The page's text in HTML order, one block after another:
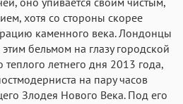
хотя со стороны скорее
каменного века. Лондонцы
бельмом на глазу городской
летнего дня 2013 года,
на пару часов
Злодея Нового Века. Под его